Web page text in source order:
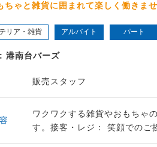
ちゃと雑貨に囲まれて楽しく働きま
リア・雑貨 アルバイト パート
港南台バーズ
販売スタッフ
ワクワクする雑貨やおもちゃ
す。接客・レジ： 笑顔でのご